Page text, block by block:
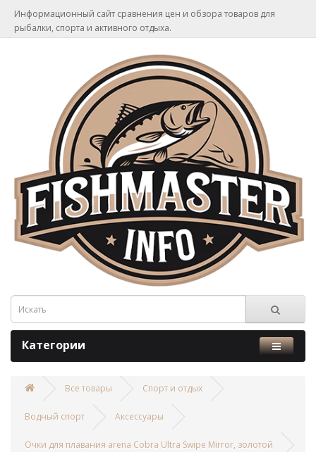
Информационный сайт сравнения цен и обзора товаров для
рыбалки, спорта и активного отдыха.
Категории
Все товары Спорт и отдых
Водный спорт Аксессуары
Очки для плавания arena Cobra Ultra Swipe Mirror, золотой